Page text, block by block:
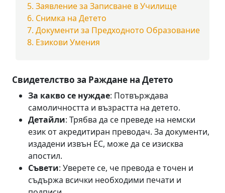
Заявление за Записване в Училище
Снимка на Детето
Документи за Предходното Образование
Езикови Умения
Свидетелство за Раждане на Детето
За какво се нуждае: Потвърждава
самоличността и възрастта на детето.
Детайли: Трябва да се преведе на немски
език от акредитиран преводач. За документи,
издадени извън ЕС, може да се изисква
апостил.
Съвети: Уверете се, че превода е точен и
съдържа всички необходими печати и